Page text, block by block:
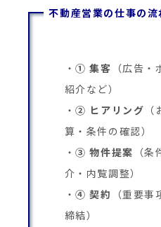
不動産営業の仕事の流
① 集客 （広告
紹介など）
② ヒアリング
算・条件の確認）
③ 物件提案 （
介・内覧調整）
④ 契約
（重要
締結）